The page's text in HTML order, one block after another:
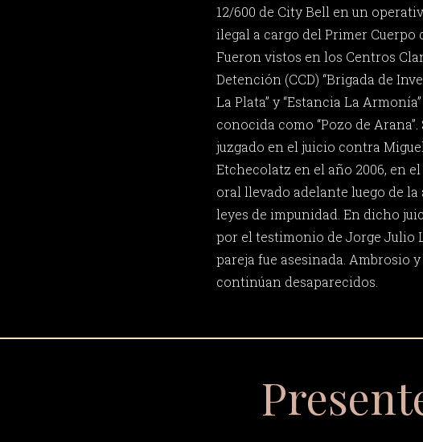
12/600 de City Bell en un
ilegal a cargo del Primer Cuerpo
Fueron vistos en los Centros
Detención (CCD) “Brigada de
La Plata” y “Estancia La
conocida como “Pozo de Arana”.
juzgado en el juicio contra
Etchecolatz en el año 2006, en
oral llevado adelante luego de
leyes de impunidad. En dicho
por el testimonio de Jorge Julio
pareja fue asesinada. Ambrosio
continúan desaparecidos.